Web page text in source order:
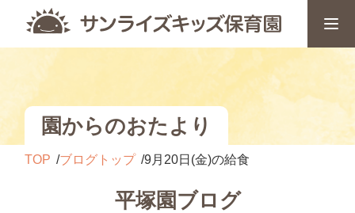
園からのおたより
TOP ブログトップ 9月20日(金)の給食
平塚園ブログ